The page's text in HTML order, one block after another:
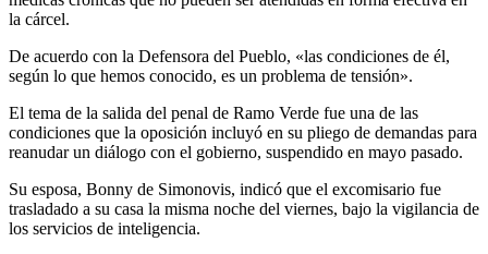
la cárcel.
De acuerdo con la Defensora del Pueblo, «las condiciones de él,
según lo que hemos conocido, es un problema de tensión».
El tema de la salida del penal de Ramo Verde fue una de las
condiciones que la oposición incluyó en su pliego de demandas para
reanudar un diálogo con el gobierno, suspendido en mayo pasado.
Su esposa, Bonny de Simonovis, indicó que el excomisario fue
trasladado a su casa la misma noche del viernes, bajo la vigilancia de
los servicios de inteligencia.